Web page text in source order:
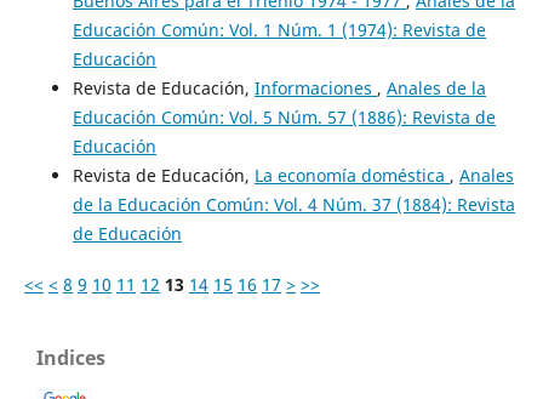
Educación Común: Vol. 1 Núm. 1 (1974): Revista de
Educación
Revista de Educación, Informaciones , Anales de la
Educación Común: Vol. 5 Núm. 57 (1886): Revista de
Educación
Revista de Educación, La economía doméstica , Anales
de la Educación Común: Vol. 4 Núm. 37 (1884): Revista
de Educación
<< < 8 9 10 11 12 13 14 15 16 17 > >>
Indices